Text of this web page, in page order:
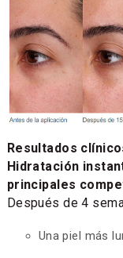
Resultados
Hidratación
principales
Después de 4
Una piel más